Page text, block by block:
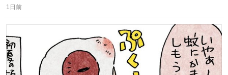
膨れ上がり、傷だらけ血だらけになりながらも何とか救出
信
1日前